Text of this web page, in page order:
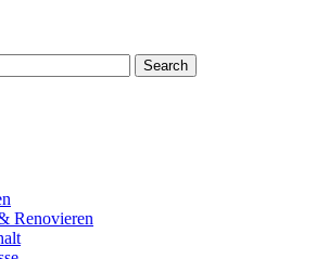
Search
Renovieren